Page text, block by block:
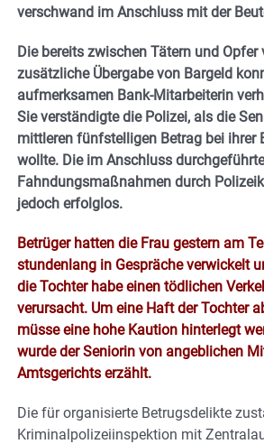
verschwand im Anschluss mit der
Die bereits zwischen Tätern und Opfer
zusätzliche Übergabe von Bargeld
aufmerksamen Bank-Mitarbeiterin
Sie verständigte die Polizei, als die
mittleren fünfstelligen Betrag bei ihrer
wollte. Die im Anschluss
Fahndungsmaßnahmen durch
jedoch erfolglos.
Betrüger hatten die Frau gestern am
stundenlang in Gespräche verwickelt
die Tochter habe einen tödlichen
verursacht. Um eine Haft der Tochter
müsse eine hohe Kaution hinterlegt
wurde der Seniorin von angeblichen
Amtsgerichts erzählt.
Die für organisierte Betrugsdelikte
Kriminalpolizeiinspektion mit